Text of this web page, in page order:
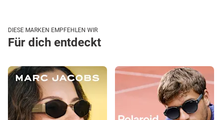
DIESE MARKEN EMPFEHLEN WIR
Für dich entdeckt